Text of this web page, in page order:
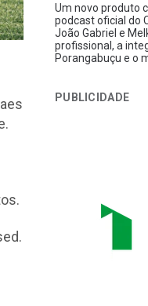
Um novo produto
podcast oficial do
João Gabriel e
profissional, a
Porangabuçu e o
PUBLICIDADE